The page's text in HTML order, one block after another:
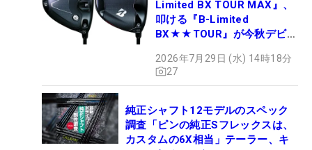
Limited BX TOUR MAX』、
叩ける『B-Limited
BX★★TOUR』が今秋デビュ
2026年7月29日 (水) 14時18分
27
純正シャフト12モデルのスペック
調査「ピンの純正Sフレックスは、
カスタムの6X相当」テーラー、キ